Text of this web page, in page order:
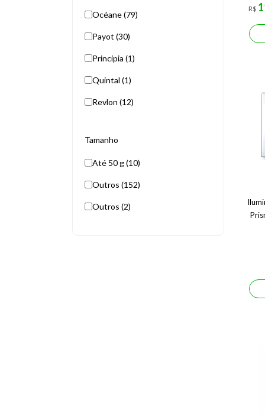
Océane (79)
Payot (30)
Principia (1)
Quintal (1)
Revlon (12)
Tamanho
Até 50 g (10)
Outros (152)
Outros (2)
R$